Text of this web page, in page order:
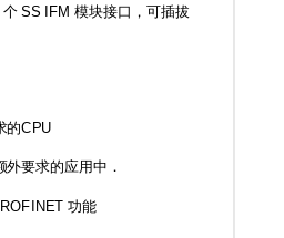
SS IFM 模块接口，可插拔
的CPU
要求的应用中．
功能